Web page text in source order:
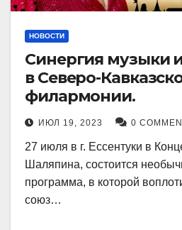
НОВОСТИ
Синергия музыки
в Северо-
филармонии.
ИЮЛ 19, 2023 0
27 июля в г. Ессентуки в
Шаляпина, состоится
программа, в которой
союз…